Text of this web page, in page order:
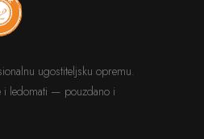
integrisane
pare i opciju
menze i profesionalne
produktivnost,
ugostiteljsku opremu.
i ledomati — pouzdano i